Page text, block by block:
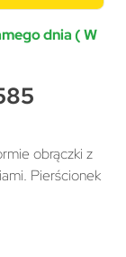
dnia ( W
obrączki z
Pierścionek